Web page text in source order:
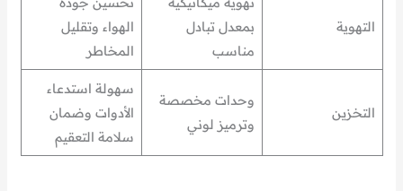
التهوية
بمعدل تبادل
مناسب
الهواء وتقليل
المخاطر
التخزين
وحدات مخصصة
وترميز لوني
سهولة استدعاء
الأدوات وضمان
سلامة التعقيم